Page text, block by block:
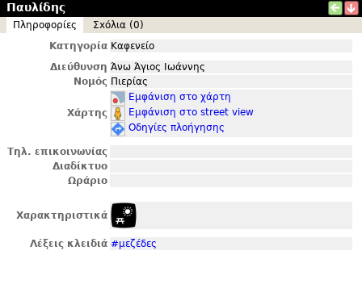
Παυλίδης
Πληροφορίες
Σxόλια (0)
Κατηγορία Καφενείο
Διεύθυνση Άνω Άγιος Ιωάννης
Νομός Πιερίας
Χάρτης
Εμφάνιση στο χάρτη
Εμφάνιση στο street view
Οδηγίες πλοήγησης
Τηλ. επικοινωνίας
Διαδίκτυο
Ωράριο
Χαρακτηριστικά
Λέξεις κλειδιά #μεζέδες